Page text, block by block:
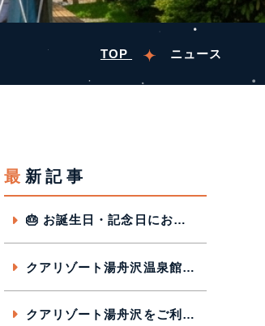
TOP ニュース
最新記事
🎂 お誕生日・記念日におすすめ！アニバーサリープラン販売中✨
クアリゾート湯舟沢温泉館｜8月イベントカレンダー
クアリゾート湯舟沢をご利用のお客様へ ご利用時間のご案内